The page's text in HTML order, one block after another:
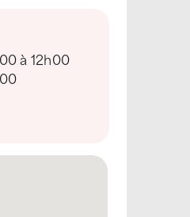
à 12h00